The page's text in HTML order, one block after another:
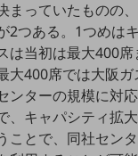
まっていたものの
2つある。1つめは
は当初は最大400席
大400席では大阪
ンターの規模に対
、キャパシティ拡
ことで、同社セン